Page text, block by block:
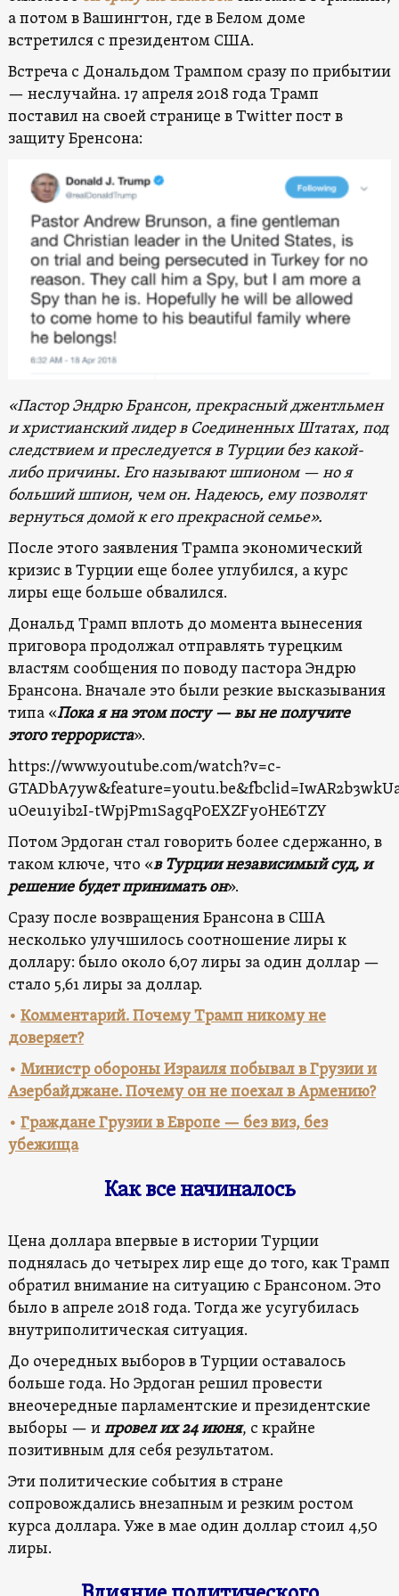
а потом в Вашингтон, где в Белом доме
встретился с президентом США.
Встреча с Дональдом Трампом сразу по прибытии
— неслучайна. 17 апреля 2018 года Трамп
поставил на своей странице в Twitter пост в
защиту Бренсона:
«Пастор Эндрю Брансон, прекрасный джентльмен
и христианский лидер в Соединенных Штатах, под
следствием и преследуется в Турции без какой-
либо причины. Его называют шпионом — но я
больший шпион, чем он. Надеюсь, ему позволят
вернуться домой к его прекрасной семье».
После этого заявления Трампа экономический
кризис в Турции еще более углубился, а курс
лиры еще больше обвалился.
Дональд Трамп вплоть до момента вынесения
приговора продолжал отправлять турецким
властям сообщения по поводу пастора Эндрю
Брансона. Вначале это были резкие высказывания
типа «Пока я на этом посту — вы не получите
этого террориста».
https://www.youtube.com/watch?v=c-
uOeu1yib2I-tWpjPm1SagqP0EXZFy0HE6TZY
Потом Эрдоган стал говорить более сдержанно, в
таком ключе, что «в Турции независимый суд, и
решение будет принимать он».
Сразу после возвращения Брансона в США
несколько улучшилось соотношение лиры к
доллару: было около 6,07 лиры за один доллар —
стало 5,61 лиры за доллар.
• Комментарий. Почему Трамп никому не
доверяет?
• Министр обороны Израиля побывал в Грузии и
Азербайджане. Почему он не поехал в Армению?
• Граждане Грузии в Европе — без виз, без
убежища
Как все начиналось
Цена доллара впервые в истории Турции
поднялась до четырех лир еще до того, как Трамп
обратил внимание на ситуацию с Брансоном. Это
было в апреле 2018 года. Тогда же усугубилась
внутриполитическая ситуация.
До очередных выборов в Турции оставалось
больше года. Но Эрдоган решил провести
внеочередные парламентские и президентские
выборы — ипровел их 24 июня, с крайне
позитивным для себя результатом.
Эти политические события в стране
сопровождались внезапным и резким ростом
курса доллара. Уже в мае один доллар стоил 4,50
лиры.